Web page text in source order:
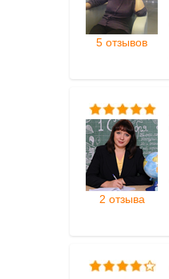
5 отзывов
2 отзыва